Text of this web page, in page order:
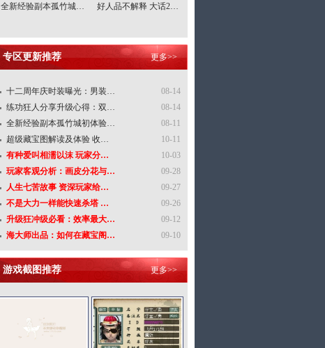
全新经验副本孤竹城… 好人品不解释 大话2…
专区更新推荐 更多>>
08-14
十二周年庆时装曝光：男装…
08-14
练功狂人分享升级心得：双…
08-11
全新经验副本孤竹城初体验…
10-11
超级藏宝图解读及体验 收…
10-03
有种爱叫相濡以沫 玩家分…
09-28
玩家客观分析：画皮分花与…
09-27
人生七苦故事 资深玩家给…
09-26
不是大力一样能快速杀塔 …
09-12
升级狂冲级必看：效率最大…
09-10
海大师出品：如何在藏宝阁…
游戏截图推荐 更多>>